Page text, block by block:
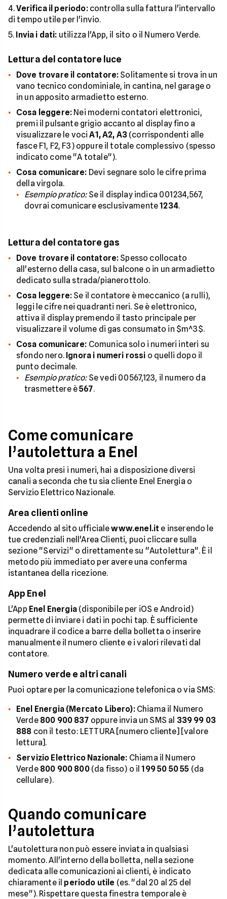
Verifica il periodo:controlla sulla fattura l'intervallo
di tempo utile per l'invio.
Invia i dati: utilizza l'App, il sito o il Numero Verde.
Lettura del contatore luce
Dove trovare il contatore: Solitamente si trova in un
vano tecnico condominiale, in cantina, nel garage o
in un apposito armadietto esterno.
Cosa leggere: Nei moderni contatori elettronici,
premi il pulsante grigio accanto al display fino a
visualizzare le vociA1, A2, A3(corrispondenti alle
fasce F1, F2, F3) oppure il totale complessivo (spesso
indicato come "A totale").
Cosa comunicare: Devi segnare solo le cifre prima
della virgola.
Esempio pratico:Se il display indica 001234,567,
dovrai comunicare esclusivamente1234.
Lettura del contatore gas
Dove trovare il contatore: Spesso collocato
all'esterno della casa, sul balcone o in un armadietto
dedicato sulla strada/pianerottolo.
Cosa leggere: Se il contatore è meccanico (a rulli),
leggi le cifre nei quadranti neri. Se è elettronico,
attiva il display premendo il tasto principale per
visualizzare il volume di gas consumato in $m^3$.
Cosa comunicare: Comunica solo i numeri interi su
sfondo nero. Ignora i numeri rossi o quelli dopo il
punto decimale.
Esempio pratico:Se vedi 00567,123, il numero da
trasmettere è567.
Come comunicare
l’autolettura a Enel
Una volta presi i numeri, hai a disposizione diversi
canali a seconda che tu sia cliente Enel Energia o
Servizio Elettrico Nazionale.
Area clienti online
Accedendo al sito ufficialewww.enel.it e inserendo le
tue credenziali nell'Area Clienti, puoi cliccare sulla
sezione "Servizi" o direttamente su "Autolettura". È il
metodo più immediato per avere una conferma
istantanea della ricezione.
App Enel
L'App Enel Energia(disponibile per iOS e Android)
permette di inviare i dati in pochi tap. È sufficiente
inquadrare il codice a barre della bolletta o inserire
manualmente il numero cliente e i valori rilevati dal
contatore.
Numero verde e altri canali
Puoi optare per la comunicazione telefonica o via SMS:
Enel Energia (Mercato Libero):Chiama il Numero
Verde 800 900 837 oppure invia un SMS al 339 99 03
888 con il testo: LETTURA [numero cliente] [valore
lettura].
Servizio Elettrico Nazionale: Chiama il Numero
Verde 800 900 800(da fisso) o il199 50 50 55 (da
cellulare).
Quando comunicare
l’autolettura
L'autolettura non può essere inviata in qualsiasi
momento. All'interno della bolletta, nella sezione
dedicata alle comunicazioni ai clienti, è indicato
chiaramente il periodo utile (es. "dal 20 al 25 del
mese"). Rispettare questa finestra temporale è